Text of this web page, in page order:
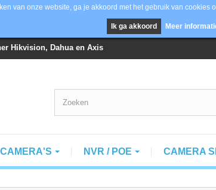
Hikvision, Dahua en Axis
van onze website, ga je akkoord met het gebruik van cookies
Ik ga akkoord Meer
NVR / POE CAMERA